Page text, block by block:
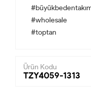
#wholesale
#toptan
Ürün Kodu
TZY4059-1313